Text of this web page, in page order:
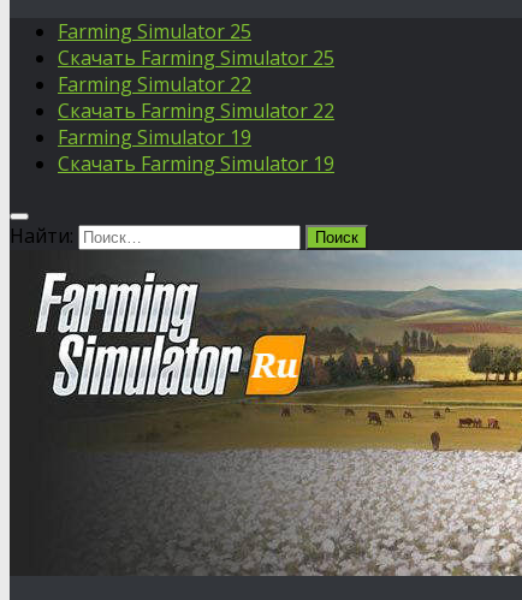
Farming Simulator 25
Скачать Farming Simulator 25
Farming Simulator 22
Скачать Farming Simulator 22
Farming Simulator 19
Скачать Farming Simulator 19
Найти: